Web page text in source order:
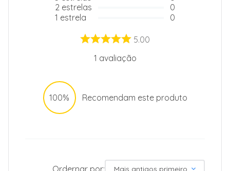
2 estrelas
1 estrela
0
0
5.00
1 avaliação
100% Recomendam este produto
Mais antigos primeiro